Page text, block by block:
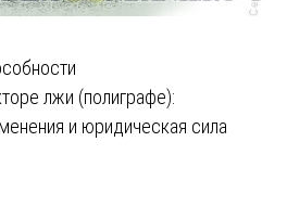
лжи (полиграфе):
и юридическая сила